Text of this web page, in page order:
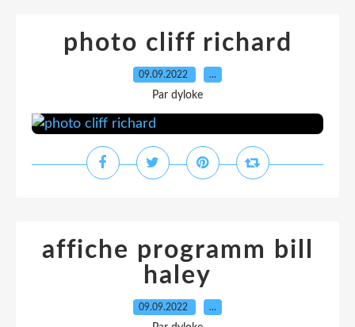
photo cliff richard
09.09.2022 …
Par dyloke
affiche programm bill
haley
09.09.2022 …